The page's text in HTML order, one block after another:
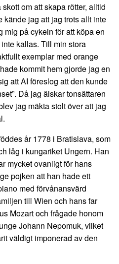
om att skapa rötter, alltid
jag att jag trots allt inte
mig på cykeln för att köpa en
kallas. Till min stora
exemplar med orange
kommit hem gjorde jag en
att AI föreslog att den kunde
Då jag älskar tonsättaren
jag mäkta stolt över att jag
år 1778 i Bratislava, som
låg i kungariket Ungern. Han
mycket ovanligt för hans
pojken att han hade ett
med förvånansvärd
till Wien och hans far
Mozart och frågade honom
Johann Nepomuk, vilket
väldigt imponerad av den